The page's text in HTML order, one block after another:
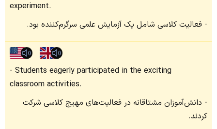
experiment.
فعالیت کلاسی شامل یک آزمایش علمی سرگرم‌کننده بود.
Students eagerly participated in the exciting
classroom activities.
دانش‌آموزان مشتاقانه در فعالیت‌های مهیج کلاسی شرکت
کردند.